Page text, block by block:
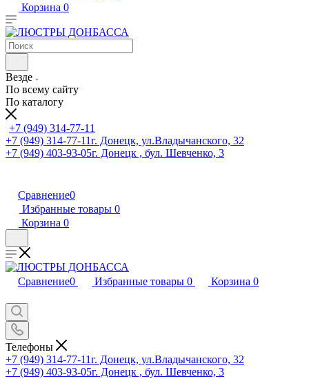
Корзина 0
Везде
По всему сайту
По каталогу
+7 (949) 314-77-11
+7 (949) 314-77-11г. Донецк, ул.Владычанского, 32
+7 (949) 403-93-05г. Донецк , бул. Шевченко, 3
Сравнение0
Избранные товары 0
Корзина 0
Сравнение0 Избранные товары 0 Корзина 0
Телефоны
+7 (949) 314-77-11г. Донецк, ул.Владычанского, 32
+7 (949) 403-93-05г. Донецк , бул. Шевченко, 3